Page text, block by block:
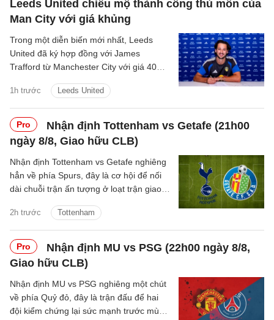
Leeds United chiêu mộ thành công thủ môn của
Man City với giá khủng
1h trước Leeds United
Trong một diễn biến mới nhất, Leeds
United đã ký hợp đồng với James
Trafford từ Manchester City với giá 40
sung.
Pro
Nhận định Tottenham vs Getafe (21h00
ngày 8/8, Giao hữu CLB)
2h trước Tottenham
Nhận định Tottenham vs Getafe nghiêng
hẳn về phía Spurs, đây là cơ hội để nối
dài chuỗi trận ấn tượng ở loạt trận giao
Pro
Nhận định MU vs PSG (22h00 ngày 8/8,
Giao hữu CLB)
Nhận định MU vs PSG nghiêng một chút
về phía Quỷ đỏ, đây là trận đấu để hai
đội kiểm chứng lại sức mạnh trước mùa